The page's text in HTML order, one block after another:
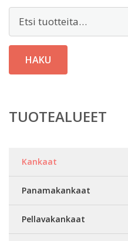
Etsi:
HAKU
TUOTEALUEET
Kankaat
Panamakankaat
Pellavakankaat